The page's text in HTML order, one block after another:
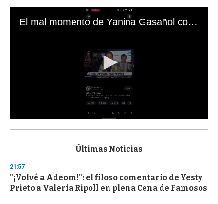
El mal momento de Yanina Gasañol con un hincha argentino en "Subrayado"
s
d
s
o
f
Últimas Noticias
21:57
"¡Volvé a Adeom!": el filoso comentario de Yesty
Prieto a Valeria Ripoll en plena Cena de Famosos